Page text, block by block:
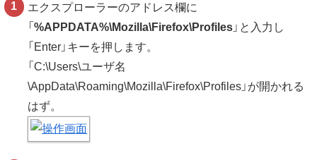
エクスプローラーのアドレス欄に
「%APPDATA%\Mozilla\Firefox\Profiles 」と入力し
「Enter」キーを押します。
「C:\Users\ユーザ名
\AppData\Roaming\Mozilla\Firefox\Profiles」が開かれる
はず。